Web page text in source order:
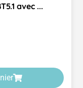
avec ...